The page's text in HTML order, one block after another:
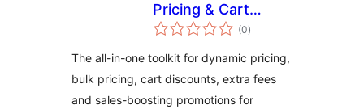
Pricing & Cart
Discounts for
(0valoracións
totais
)
The all-in-one toolkit for dynamic pricing,
bulk pricing, cart discounts, extra fees
and sales-boosting promotions for